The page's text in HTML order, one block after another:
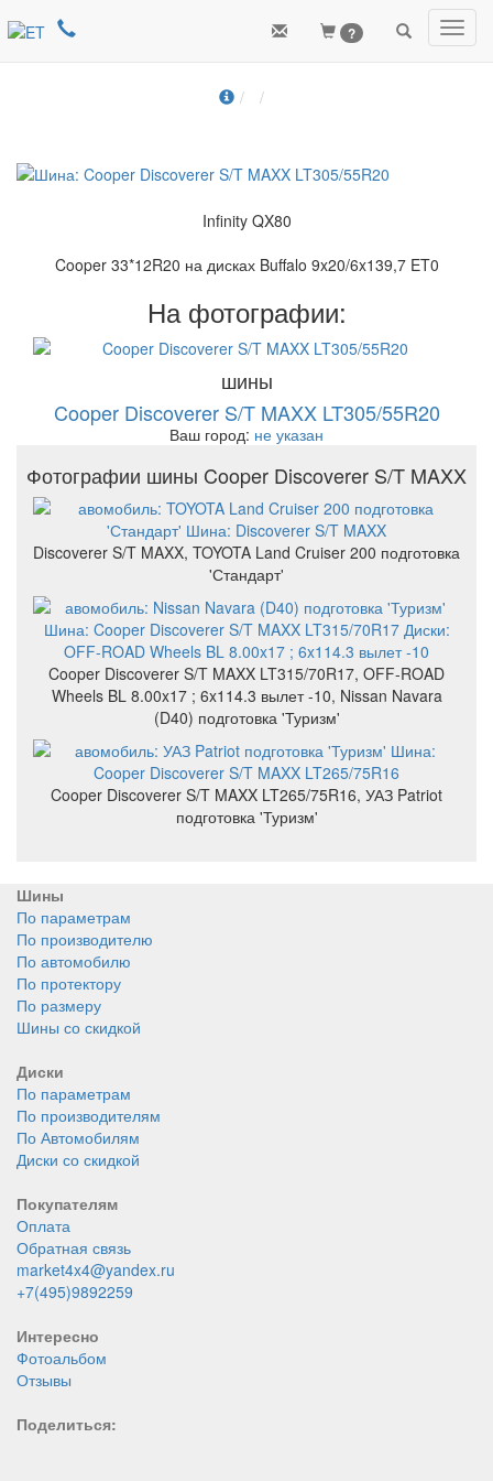
?
Infinity QX80
Cooper 33*12R20 на дисках Buffalo 9x20/6x139,7 ET0
На фотографии:
шины
Cooper Discoverer S/T MAXX LT305/55R20
Ваш город: не указан
Фотографии шины Cooper Discoverer S/T MAXX
Discoverer S/T MAXX, TOYOTA Land Cruiser 200 подготовка
'Стандарт'
Cooper Discoverer S/T MAXX LT315/70R17, OFF-ROAD
Wheels BL 8.00x17 ; 6x114.3 вылет -10, Nissan Navara
(D40) подготовка 'Туризм'
Cooper Discoverer S/T MAXX LT265/75R16, УАЗ Patriot
подготовка 'Туризм'
Шины
По параметрам
По производителю
По автомобилю
По протектору
По размеру
Шины со скидкой
Диски
По параметрам
По производителям
По Автомобилям
Диски со скидкой
Покупателям
Оплата
Обратная связь
market4x4@yandex.ru
+7(495)9892259
Интересно
Фотоальбом
Отзывы
Поделиться: